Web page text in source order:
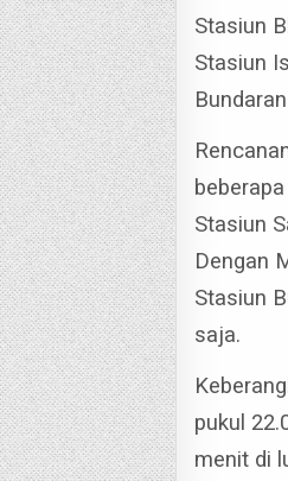
Stasiun
Stasiun
Stasiun
Dengan
Stasiun
saja.
pukul
menit di